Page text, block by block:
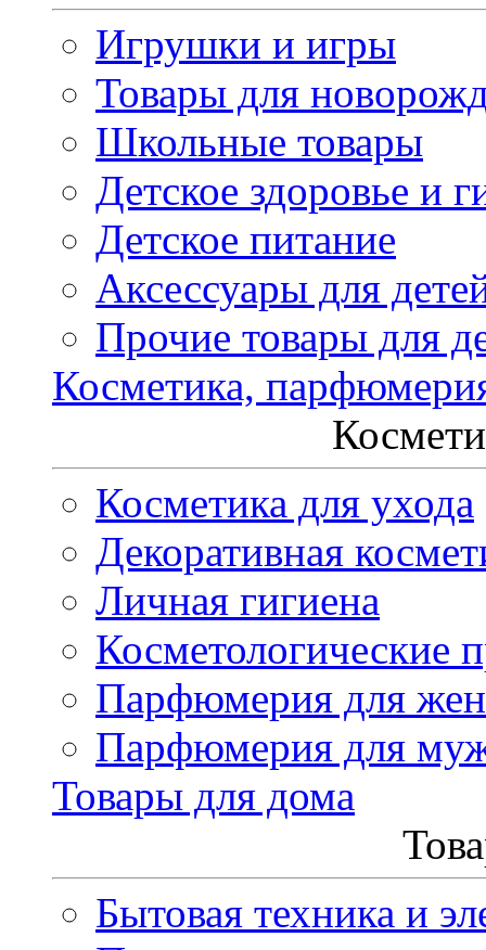
Игрушки и игры
Товары для
Школьные товары
Детское здоровье и
Детское питание
Аксессуары для
Прочие товары для
Косметика,
Косметика для ухода
Декоративная
Личная гигиена
Косметологические
Парфюмерия для
Парфюмерия для
Товары для дома
Бытовая техника и